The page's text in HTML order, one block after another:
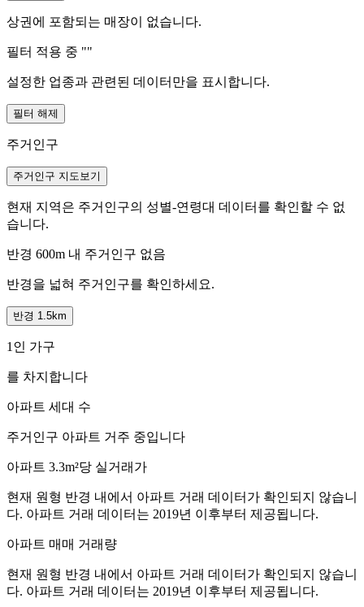
상권에 포함되는 매장이 없습니다.
필터 적용 중 ""
설정한 업종과 관련된 데이터만을 표시합니다.
필터 해제
주거인구
주거인구 지도보기
현재 지역은 주거인구의 성별-연령대 데이터를 확인할 수 없
습니다.
반경 600m 내 주거인구 없음
반경을 넓혀 주거인구를 확인하세요.
반경 1.5km
1인 가구
를 차지합니다
아파트 세대 수
주거인구 아파트 거주 중입니다
아파트 3.3m²당 실거래가
현재 원형 반경 내에서 아파트 거래 데이터가 확인되지 않습니
다. 아파트 거래 데이터는 2019년 이후부터 제공됩니다.
아파트 매매 거래량
현재 원형 반경 내에서 아파트 거래 데이터가 확인되지 않습니
다. 아파트 거래 데이터는 2019년 이후부터 제공됩니다.